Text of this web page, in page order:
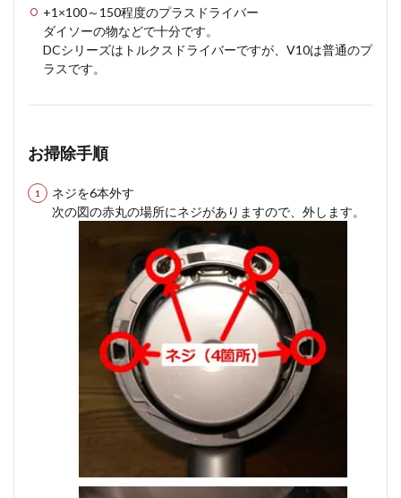
+1×100～150程度のプラスドライバー
ダイソーの物などで十分です。
DCシリーズはトルクスドライバーですが、V10は普通のプ
ラスです。
お掃除手順
ネジを6本外す
次の図の赤丸の場所にネジがありますので、外します。